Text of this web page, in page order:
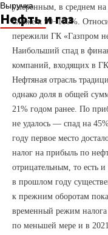
Выручка
Нефть и газ
умеренным, в среднем
ближе к 90−100%.
пережили ГК «Газпром
Наибольший спад в
компаний, входящих в
Нефтяная отрасль
однако доля в общей
21% годом ранее. По
не удалось — спад на
году первое место
налог на прибыль по
отрицательным, то есть
в прошлом году
к прежним оборотам
временный режим налога
по меньшей мере и в